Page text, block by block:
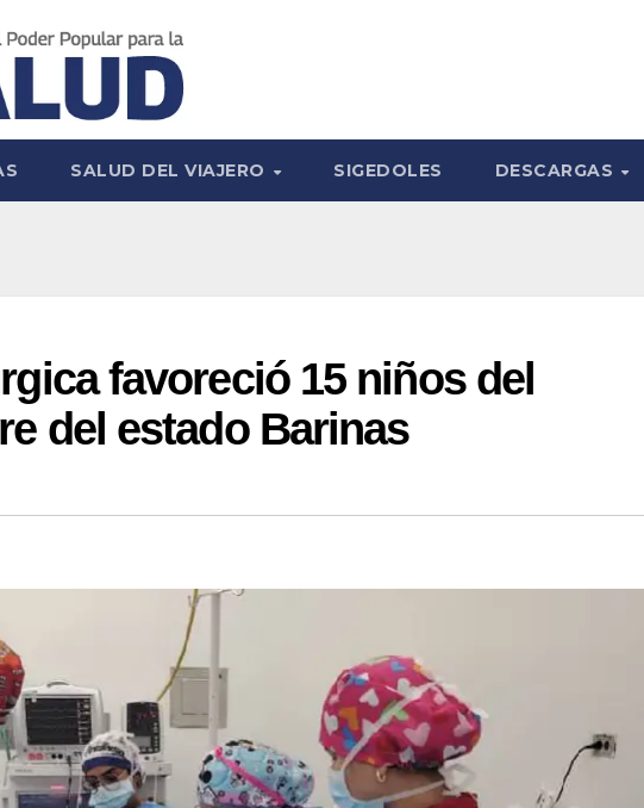
SALUD DEL VIAJERO SIGEDOLES DESCARGAS
favoreció 15 niños del
del estado Barinas